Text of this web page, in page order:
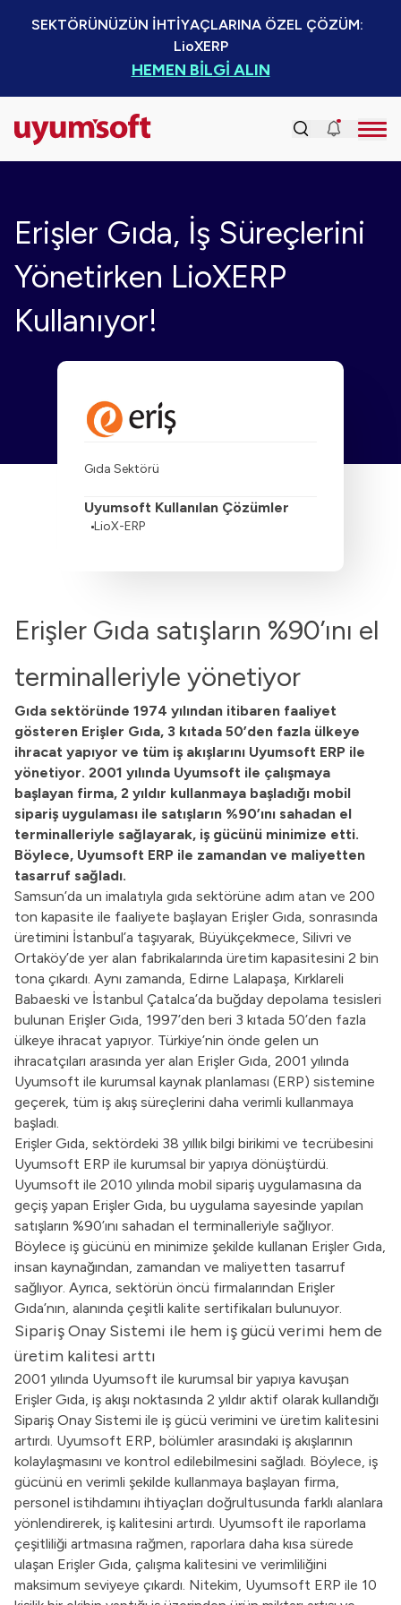
SEKTÖRÜNÜZÜN İHTİYAÇLARINA ÖZEL ÇÖZÜM:
LioXERP
HEMEN BİLGİ ALIN
Erişler Gıda, İş Süreçlerini
Yönetirken LioXERP
Kullanıyor!
Gıda Sektörü
Uyumsoft Kullanılan Çözümler
LioX-ERP
Erişler Gıda satışların %90’ını el
terminalleriyle yönetiyor
Gıda sektöründe 1974 yılından itibaren faaliyet
gösteren Erişler Gıda, 3 kıtada 50’den fazla ülkeye
ihracat yapıyor ve tüm iş akışlarını Uyumsoft ERP ile
yönetiyor. 2001 yılında Uyumsoft ile çalışmaya
başlayan firma, 2 yıldır kullanmaya başladığı mobil
sipariş uygulaması ile satışların %90’ını sahadan el
terminalleriyle sağlayarak, iş gücünü minimize etti.
Böylece, Uyumsoft ERP ile zamandan ve maliyetten
tasarruf sağladı.
Samsun’da un imalatıyla gıda sektörüne adım atan ve 200
ton kapasite ile faaliyete başlayan Erişler Gıda, sonrasında
üretimini İstanbul’a taşıyarak, Büyükçekmece, Silivri ve
Ortaköy’de yer alan fabrikalarında üretim kapasitesini 2 bin
tona çıkardı. Aynı zamanda, Edirne Lalapaşa, Kırklareli
Babaeski ve İstanbul Çatalca’da buğday depolama tesisleri
bulunan Erişler Gıda, 1997’den beri 3 kıtada 50’den fazla
ülkeye ihracat yapıyor. Türkiye’nin önde gelen un
ihracatçıları arasında yer alan Erişler Gıda, 2001 yılında
Uyumsoft ile kurumsal kaynak planlaması (ERP) sistemine
geçerek, tüm iş akış süreçlerini daha verimli kullanmaya
başladı.
Erişler Gıda, sektördeki 38 yıllık bilgi birikimi ve tecrübesini
Uyumsoft ERP ile kurumsal bir yapıya dönüştürdü.
Uyumsoft ile 2010 yılında mobil sipariş uygulamasına da
geçiş yapan Erişler Gıda, bu uygulama sayesinde yapılan
satışların %90’ını sahadan el terminalleriyle sağlıyor.
Böylece iş gücünü en minimize şekilde kullanan Erişler Gıda,
insan kaynağından, zamandan ve maliyetten tasarruf
sağlıyor. Ayrıca, sektörün öncü firmalarından Erişler
Gıda’nın, alanında çeşitli kalite sertifikaları bulunuyor.
Sipariş Onay Sistemi ile hem iş gücü verimi hem de
üretim kalitesi arttı
2001 yılında Uyumsoft ile kurumsal bir yapıya kavuşan
Erişler Gıda, iş akışı noktasında 2 yıldır aktif olarak kullandığı
Sipariş Onay Sistemi ile iş gücü verimini ve üretim kalitesini
artırdı. Uyumsoft ERP, bölümler arasındaki iş akışlarının
kolaylaşmasını ve kontrol edilebilmesini sağladı. Böylece, iş
gücünü en verimli şekilde kullanmaya başlayan firma,
personel istihdamını ihtiyaçları doğrultusunda farklı alanlara
yönlendirerek, iş kalitesini artırdı. Uyumsoft ile raporlama
çeşitliliği artmasına rağmen, raporlara daha kısa sürede
ulaşan Erişler Gıda, çalışma kalitesini ve verimliliğini
maksimum seviyeye çıkardı. Nitekim, Uyumsoft ERP ile 10